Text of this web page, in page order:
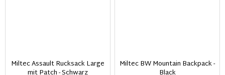
Miltec Assault Rucksack Large Miltec BW Mountain Backpack -